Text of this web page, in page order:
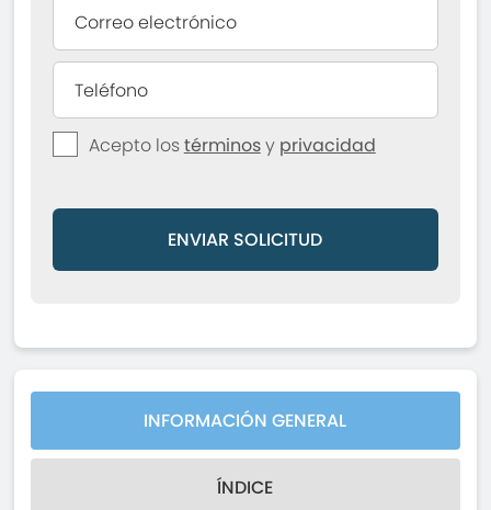
Acepto lostérminosy privacidad
ENVIAR SOLICITUD
INFORMACIÓN GENERAL
ÍNDICE